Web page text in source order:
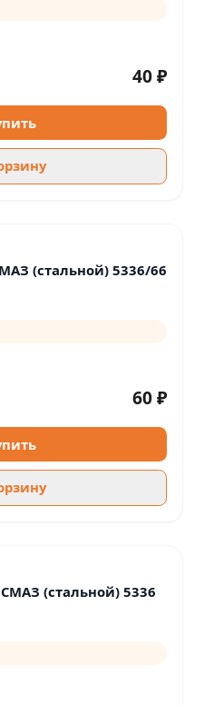
40 ₽
(стальной) 5336/66
60 ₽
(стальной) 5336